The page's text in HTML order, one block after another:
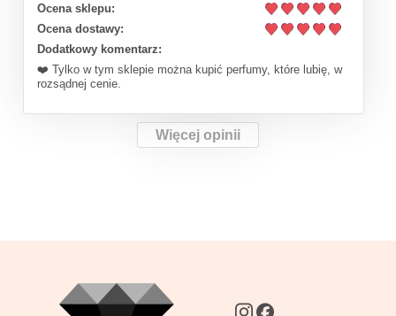
Ocena sklepu:
Ocena dostawy:
Dodatkowy komentarz:
❤️ Tylko w tym sklepie można kupić perfumy, które lubię, w
rozsądnej cenie.
Więcej opinii